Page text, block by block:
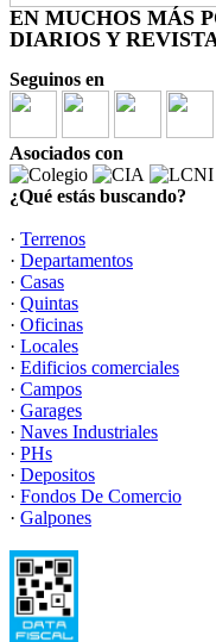
EN MUCHOS MÁS
DIARIOS Y
Seguinos en
Asociados con
¿Qué estás buscando?
· Terrenos
· Departamentos
· Casas
· Quintas
· Oficinas
· Locales
· Edificios comerciales
· Campos
· Garages
· Naves Industriales
· PHs
· Depositos
· Fondos De Comercio
· Galpones